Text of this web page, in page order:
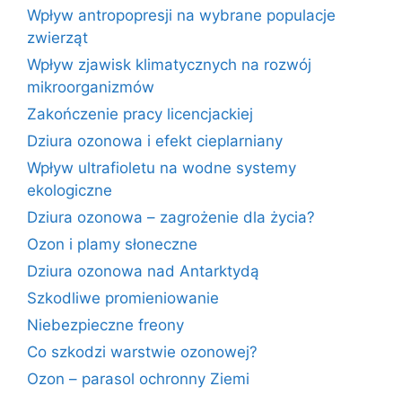
Wpływ antropopresji na wybrane populacje
zwierząt
Wpływ zjawisk klimatycznych na rozwój
mikroorganizmów
Zakończenie pracy licencjackiej
Dziura ozonowa i efekt cieplarniany
Wpływ ultrafioletu na wodne systemy
ekologiczne
Dziura ozonowa – zagrożenie dla życia?
Ozon i plamy słoneczne
Dziura ozonowa nad Antarktydą
Szkodliwe promieniowanie
Niebezpieczne freony
Co szkodzi warstwie ozonowej?
Ozon – parasol ochronny Ziemi